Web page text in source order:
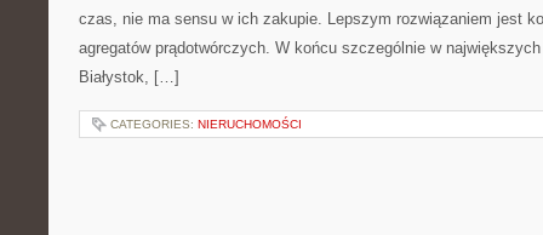
czas, nie ma sensu w ich zakupie. Lepszym rozwiązaniem jest
agregatów prądotwórczych. W końcu szczególnie w
Białystok, […]
CATEGORIES: NIERUCHOMOŚCI